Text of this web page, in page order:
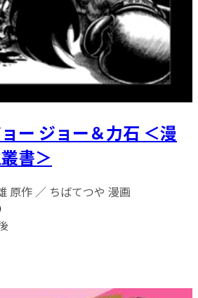
ー ジョー＆力石 ＜漫
書＞
原作 ／ ちばてつや 漫画